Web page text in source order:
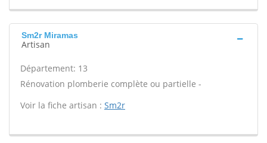
Sm2r Miramas
Artisan
Département: 13
Rénovation plomberie complète ou partielle -
Voir la fiche artisan : Sm2r